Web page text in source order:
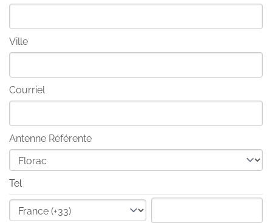
Ville
Courriel
Antenne Référente
Tel